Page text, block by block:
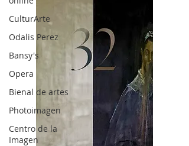
CulturArte
Odalis Perez
Bansy's
Opera
Bienal de artes
Photoimagen
Centro de la
Imagen